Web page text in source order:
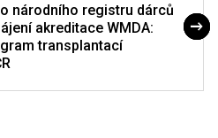
národního registru dárců
akreditace WMDA:
transplantací